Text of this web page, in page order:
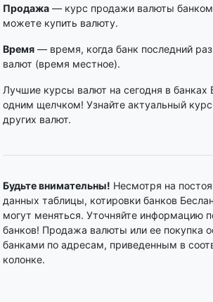
Продажа — курс продажи валюты
можете купить валюту.
Время — время, когда банк последний
валют (время местное).
Лучшие курсы валют на сегодня в банках
одним щелчком! Узнайте актуальный
других валют.
Будьте внимательны! Несмотря на
данных таблицы, котировки банков
могут меняться. Уточняйте информацию
банков! Продажа валюты или ее покупка
банками по адресам, приведенным в
колонке.